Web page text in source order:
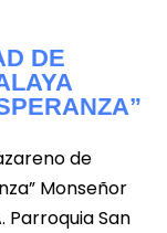
DE
de
Monseñor
Parroquia San